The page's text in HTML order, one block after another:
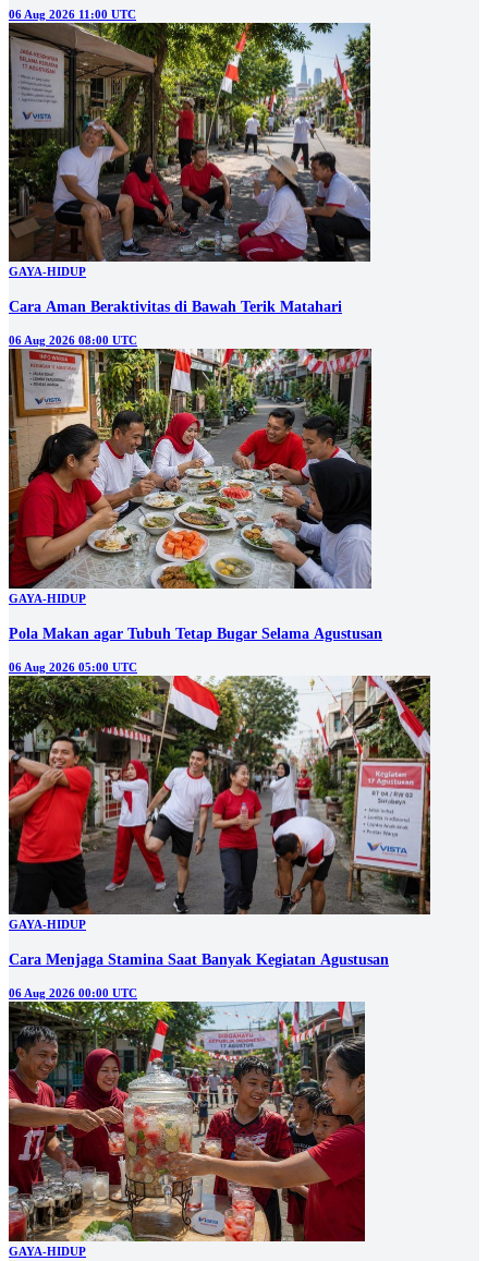
06 Aug 2026 11:00 UTC
GAYA-HIDUP
Cara Aman Beraktivitas di Bawah Terik Matahari
06 Aug 2026 08:00 UTC
GAYA-HIDUP
Pola Makan agar Tubuh Tetap Bugar Selama Agustusan
06 Aug 2026 05:00 UTC
GAYA-HIDUP
Cara Menjaga Stamina Saat Banyak Kegiatan Agustusan
06 Aug 2026 00:00 UTC
GAYA-HIDUP